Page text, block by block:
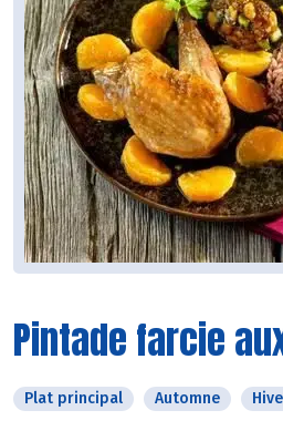
Pintade farcie
Plat principal Automne